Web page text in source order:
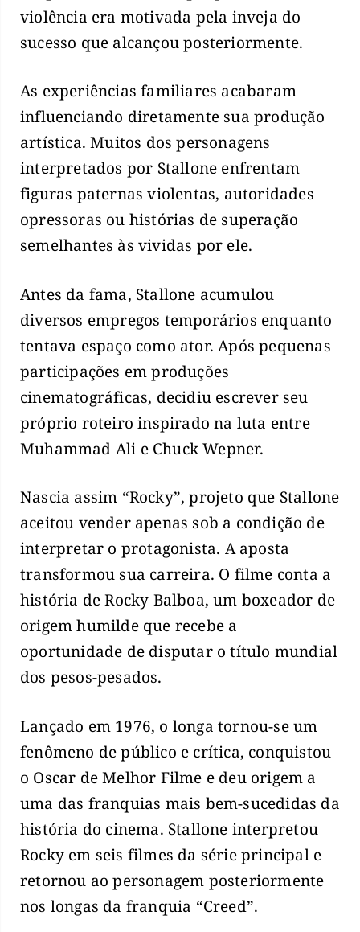
violência era motivada pela inveja do
sucesso que alcançou posteriormente.
As experiências familiares acabaram
influenciando diretamente sua produção
artística. Muitos dos personagens
interpretados por Stallone enfrentam
figuras paternas violentas, autoridades
opressoras ou histórias de superação
semelhantes às vividas por ele.
Antes da fama, Stallone acumulou
diversos empregos temporários enquanto
tentava espaço como ator. Após pequenas
participações em produções
cinematográficas, decidiu escrever seu
próprio roteiro inspirado na luta entre
Muhammad Ali e Chuck Wepner.
Nascia assim “Rocky”, projeto que Stallone
aceitou vender apenas sob a condição de
interpretar o protagonista. A aposta
transformou sua carreira. O filme conta a
história de Rocky Balboa, um boxeador de
origem humilde que recebe a
oportunidade de disputar o título mundial
dos pesos-pesados.
Lançado em 1976, o longa tornou-se um
fenômeno de público e crítica, conquistou
o Oscar de Melhor Filme e deu origem a
uma das franquias mais bem-sucedidas da
história do cinema. Stallone interpretou
Rocky em seis filmes da série principal e
retornou ao personagem posteriormente
nos longas da franquia “Creed”.